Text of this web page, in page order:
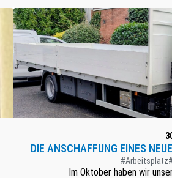
DIE ANSCHAFFUNG EINES
#Arbeitsplatz
Im Oktober haben wir